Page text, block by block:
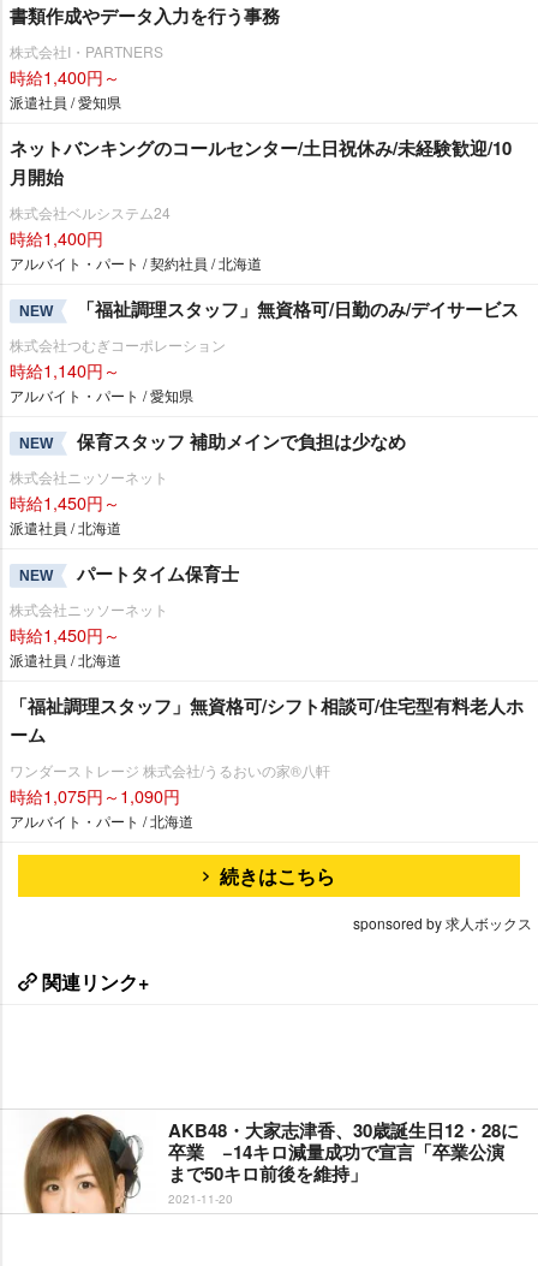
書類作成やデータ入力を行う事務
株式会社I・PARTNERS
時給1,400円～
派遣社員 / 愛知県
ネットバンキングのコールセンター/土日祝休み/未経験歓迎/10
月開始
株式会社ベルシステム24
時給1,400円
アルバイト・パート / 契約社員 / 北海道
NEW 「福祉調理スタッフ」無資格可/日勤のみ/デイサービス
株式会社つむぎコーポレーション
時給1,140円～
アルバイト・パート / 愛知県
NEW 保育スタッフ 補助メインで負担は少なめ
株式会社ニッソーネット
時給1,450円～
派遣社員 / 北海道
NEW パートタイム保育士
株式会社ニッソーネット
時給1,450円～
派遣社員 / 北海道
「福祉調理スタッフ」無資格可/シフト相談可/住宅型有料老人ホ
ーム
ワンダーストレージ 株式会社/うるおいの家®八軒
時給1,075円～1,090円
アルバイト・パート / 北海道
続きはこちら
sponsored by 求人ボックス
関連リンク+
AKB48・大家志津香、30歳誕生日12・28に
卒業 −14キロ減量成功で宣言「卒業公演
まで50キロ前後を維持」
2021-11-20